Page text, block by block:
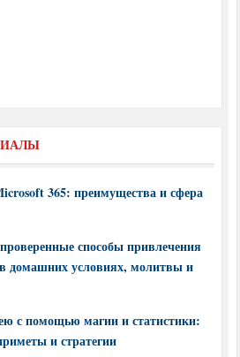
365: преимущества и сфера
способы привлечения
домашних условиях, молитвы и
с помощью магии и статистики:
и стратегии